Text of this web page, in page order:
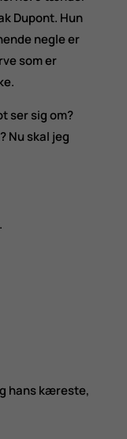
Dupont. Hun
negle er
som er
ser sig om?
Nu skal jeg
hans kæreste,